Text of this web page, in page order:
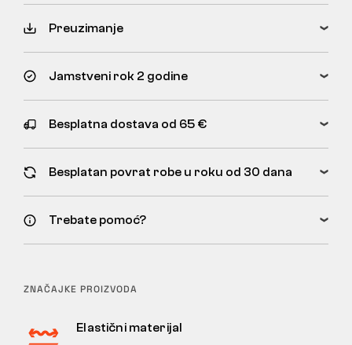
Preuzimanje
Jamstveni rok 2 godine
Besplatna dostava od 65 €
Besplatan povrat robe u roku od 30 dana
Trebate pomoć?
ZNAČAJKE PROIZVODA
Elastični materijal